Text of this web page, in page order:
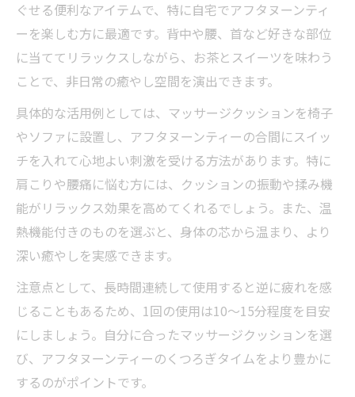
ぐせる便利なアイテムで、特に自宅でアフタヌーンティ
ーを楽しむ方に最適です。背中や腰、首など好きな部位
に当ててリラックスしながら、お茶とスイーツを味わう
ことで、非日常の癒やし空間を演出できます。
具体的な活用例としては、マッサージクッションを椅子
やソファに設置し、アフタヌーンティーの合間にスイッ
チを入れて心地よい刺激を受ける方法があります。特に
肩こりや腰痛に悩む方には、クッションの振動や揉み機
能がリラックス効果を高めてくれるでしょう。また、温
熱機能付きのものを選ぶと、身体の芯から温まり、より
深い癒やしを実感できます。
注意点として、長時間連続して使用すると逆に疲れを感
じることもあるため、1回の使用は10～15分程度を目安
にしましょう。自分に合ったマッサージクッションを選
び、アフタヌーンティーのくつろぎタイムをより豊かに
するのがポイントです。